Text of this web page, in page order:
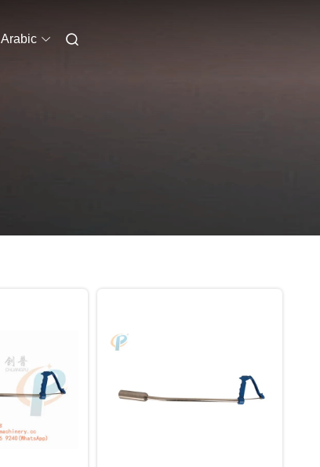
Arabic